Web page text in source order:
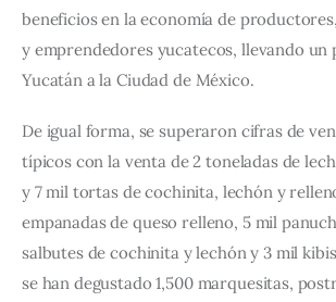
beneficios en la economía de
y emprendedores yucatecos, llevando un
Yucatán a la Ciudad de México.
De igual forma, se superaron cifras de
típicos con la venta de 2 toneladas de
y 7 mil tortas de cochinita, lechón y
empanadas de queso relleno, 5 mil
salbutes de cochinita y lechón y 3 mil
se han degustado 1,500 marquesitas,